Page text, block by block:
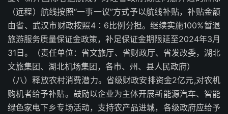
（远程）航线按照“一事一议”方式予以航线补贴，补贴金额
由省、武汉市财政按照4∶6比例分担。继续实施100%暂退
旅游服务质量保证金政策，补足保证金期限延至2024年3月
31日。（责任单位：省文旅厅、省财政厅、省发改委，湖北
文旅集团、湖北机场集团，各市、州、县人民政府）
（八）释放农村消费潜力。省级财政安排资金2亿元,对农机
购机者给予补贴。鼓励以企业为主体开展新能源汽车、智能
绿色家电下乡专场活动，支持农产品进城，各级政府应给予